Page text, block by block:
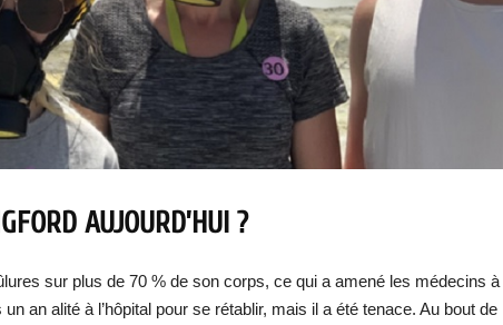
AUJOURD’HUI ?
sur plus de 70 % de son corps, ce qui a amené les médecins à
an alité à l’hôpital pour se rétablir, mais il a été tenace. Au bout de